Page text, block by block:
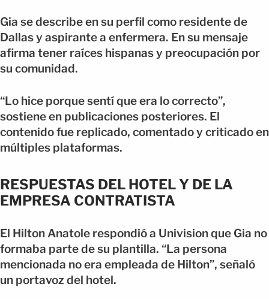
Gia se describe en su perfil como residente de
Dallas y aspirante a enfermera. En su mensaje
afirma tener raíces hispanas y preocupación por
su comunidad.
“Lo hice porque sentí que era lo correcto”,
sostiene en publicaciones posteriores. El
contenido fue replicado, comentado y criticado en
múltiples plataformas.
RESPUESTAS DEL HOTEL Y DE LA
EMPRESA CONTRATISTA
El Hilton Anatole respondió a Univision que Gia no
formaba parte de su plantilla. “La persona
mencionada no era empleada de Hilton”, señaló
un portavoz del hotel.